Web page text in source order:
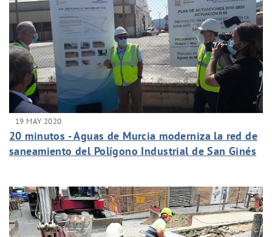
19 MAY 2020
20 minutos - Aguas de Murcia moderniza la red de
saneamiento del Polígono Industrial de San Ginés